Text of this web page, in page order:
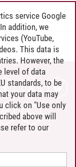
service Google
addition, we
(YouTube,
This data is
However, the
level of data
standards, to be
your data may
click on "Use only
above will
refer to our